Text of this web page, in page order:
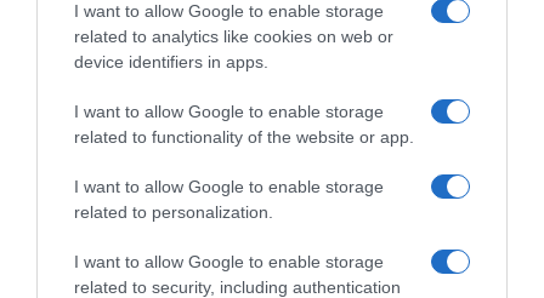
I want to allow Google to enable storage
related to analytics like cookies on web or
device identifiers in apps.
I want to allow Google to enable storage
related to functionality of the website or app.
I want to allow Google to enable storage
related to personalization.
I want to allow Google to enable storage
related to security, including authentication
Κινγκς Κάνγκουα: Στην Αθήνα για τον
Παναθηναϊκό – Θα περάσει από
ιατρικές εξετάσεις και θα υπογράψει
συνεργασίας με τους «πράσινους», με ετήσιες αποδοχές
περίπου 1 εκατ. ευρώ